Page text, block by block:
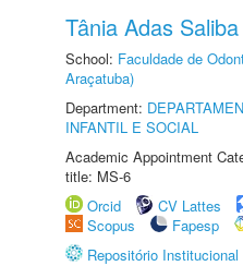
Tânia Adas Saliba
School: Faculdade de
Araçatuba)
Department:
INFANTIL E SOCIAL
Academic Appointment
title: MS-6
Orcid
CV Lattes
Scopus
Fapesp
Repositório Institucional